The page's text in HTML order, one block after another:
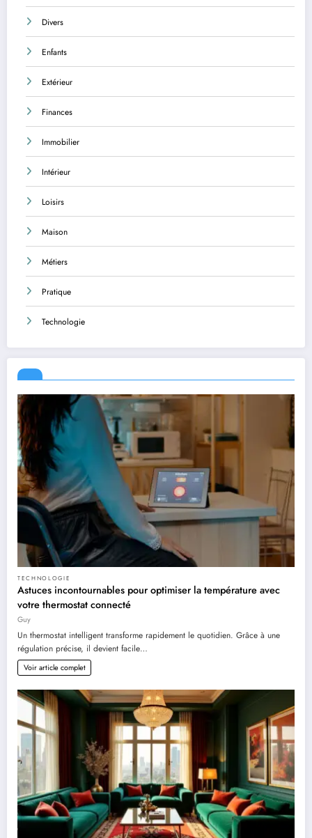
Divers
Enfants
Extérieur
Finances
Immobilier
Intérieur
Loisirs
Maison
Métiers
Pratique
Technologie
TECHNOLOGIE
Astuces incontournables pour optimiser la température avec
votre thermostat connecté
Guy
Un thermostat intelligent transforme rapidement le quotidien. Grâce à une
régulation précise, il devient facile…
Voir article complet